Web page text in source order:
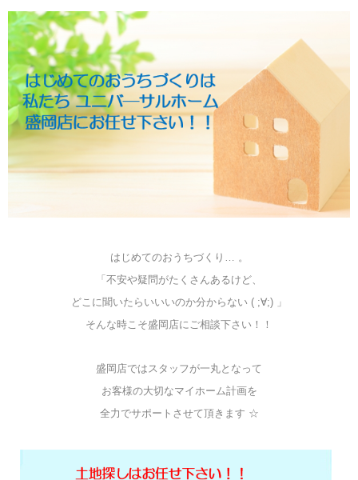
はじめてのおうちづくり… 。
「不安や疑問がたくさんあるけど、
どこに聞いたらいいいのか分からない ( ;∀;) 」
そんな時こそ盛岡店にご相談下さい！！
盛岡店ではスタッフが一丸となって
お客様の大切なマイホーム計画を
全力でサポートさせて頂きます ☆